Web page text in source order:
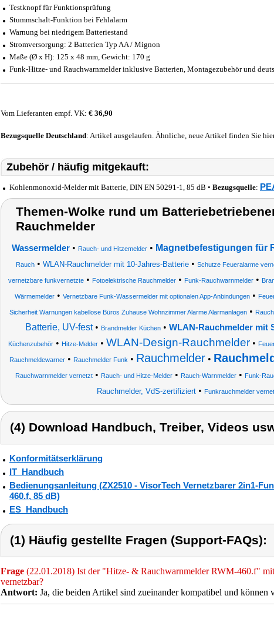
Testknopf für Funktionsprüfung
Stummschalt-Funktion bei Fehlalarm
Warnung bei niedrigem Batteriestand
Stromversorgung: 2 Batterien Typ AA / Mignon
Maße (Ø x H): 125 x 48 mm, Gewicht: 170 g
Funk-Hitze- und Rauchwarnmelder inklusive Batterien, Montagezubehör und
Vom Lieferanten empf. VK: € 36,90
Bezugsquelle Deutschland: Artikel ausgelaufen. Ähnliche, neue Artikel finden Sie
Zubehör / häufig mitgekauft:
Kohlenmonoxid-Melder mit Batterie, DIN EN 50291-1, 85 dB • Bezugsquelle:
Themen-Wolke rund um
Rauchmelder
Wassermelder• Rauch- und Hitzemelder• Magnetbefestigungen für
Rauch• WLAN-Rauchmelder mit 10-Jahres-Batterie• Schutze Feueralarme
vernetzbare funkvernetzte• Fotoelektrische Rauchmelder• Funk-Rauchwarnmelder•
Wärmemelder• Vernetzbare Funk-Wassermelder mit optionalen App-Anbindungen•
Sicherheit Warnungen kabellose Büros Zuhause Wohnzimmer Alarme Alarmanlagen•
Batterie, UV-fest• Brandmelder Küchen• WLAN-Rauchmelder mit
Küchenzubehör• Hitze-Melder• WLAN-Design-Rauchmelder•
Rauchmeldewarner • Rauchmelder Funk • Rauchmelder •
Rauchwarnmelder vernetzt• Rauch- und Hitze-Melder• Rauch-Warnmelder• Funk-
Rauchmelder, VdS-zertifiziert • Funkrauchmelder
(4) Download Handbuch, Treiber, Videos
Konformitätserklärung
IT_Handbuch
Bedienungsanleitung (ZX2510 - VisorTech Vernetzbarer 2in1-
460.f, 85 dB)
ES_Handbuch
(1) Häufig gestellte Fragen (Support-FAQs):
Frage (22.01.2018) Ist der "Hitze- & Rauchwarnmelder RWM-460.f"
vernetzbar?
Antwort: Ja, die beiden Artikel sind zueinander kompatibel und können